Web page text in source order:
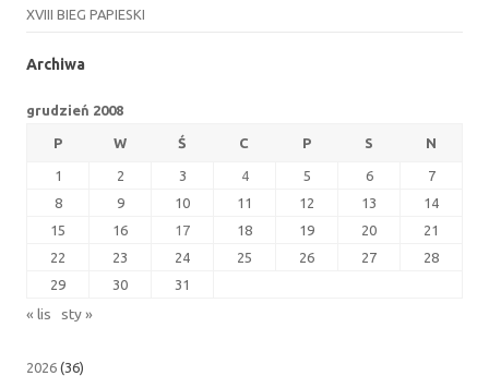
XVIII BIEG PAPIESKI
Archiwa
grudzień 2008
P W Ś C P S N
1 2 3 4 5 6
7
8
9 10 11 12 13
14
15
16 17 18 19 20
21
22
23 24 25 26 27
28
29
30 31
« lis sty »
2026 (36)